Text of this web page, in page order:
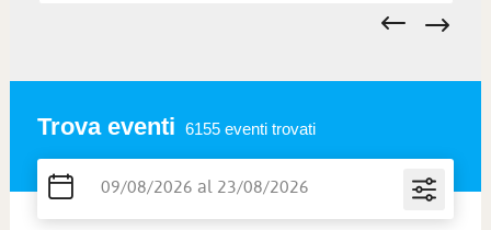
Trova eventi 6155eventi trovati